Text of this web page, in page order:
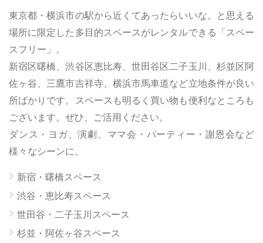
東京都・横浜市の駅から近くてあったらいいな。と思える
場所に限定した多目的スペースがレンタルできる「スペー
スフリー」。
新宿区曙橋、渋谷区恵比寿、世田谷区二子玉川、杉並区阿
佐ヶ谷、三鷹市吉祥寺、横浜市馬車道など立地条件が良い
所ばかりです。スペースも明るく買い物も便利なところも
ございます。ぜひ、ご活用ください。
ダンス・ヨガ、演劇、ママ会・パーティー・謝恩会など
様々なシーンに。
新宿・曙橋スペース
渋谷・恵比寿スペース
世田谷・二子玉川スペース
杉並・阿佐ヶ谷スペース